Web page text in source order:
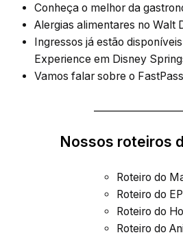
Conheça o melhor da
Alergias alimentares no Walt
Ingressos já estão
Experience em Disney
Vamos falar sobre o
Nossos roteiros
Roteiro do
Roteiro do
Roteiro do
Roteiro do